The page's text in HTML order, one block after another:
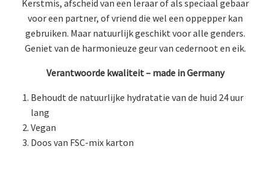
Kerstmis, afscheid van een leraar of als speciaal gebaar
voor een partner, of vriend die wel een oppepper kan
gebruiken. Maar natuurlijk geschikt voor alle genders.
Geniet van de harmonieuze geur van cedernoot en eik.
Verantwoorde kwaliteit – made in Germany
Behoudt de natuurlijke hydratatie van de huid 24 uur
lang
Vegan
Doos van FSC-mix karton